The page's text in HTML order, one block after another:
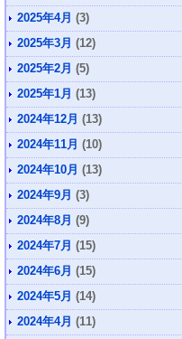
2025年4月 (3)
2025年3月 (12)
2025年2月 (5)
2025年1月 (13)
2024年12月 (13)
2024年11月 (10)
2024年10月 (13)
2024年9月 (3)
2024年8月 (9)
2024年7月 (15)
2024年6月 (15)
2024年5月 (14)
2024年4月 (11)